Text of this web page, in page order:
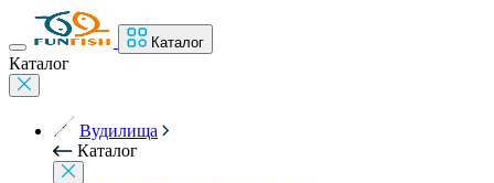
Каталог
Каталог
Вудилища
Каталог